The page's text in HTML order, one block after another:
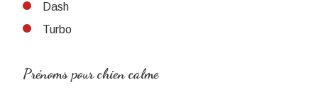
Dash
Turbo
Prénoms pour chien calme